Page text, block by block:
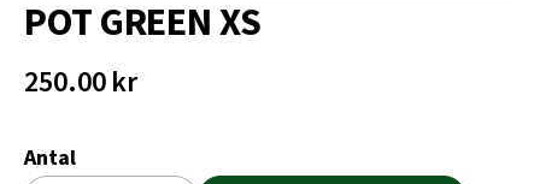
POT GREEN XS
250.00kr
Antal